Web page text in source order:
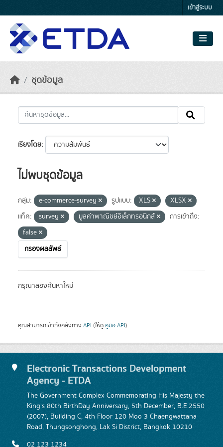
เข้าสู่ระบบ
ชุดข้อมูล
เรียงโดย
ไม่พบชุดข้อมูล
กลุ่ม: e-commerce-survey รูปแบบ: XLS
XLSX
แท็ค:
survey มูลค่าพาณิชย์อิเล็กทรอนิกส์
การเข้าถึง:
false
กรองผลลัพธ์
กรุณาลองค้นหาใหม่
คุณสามารถเข้าถึงคลังทาง API (ให้ดู คู่มือ API).
Electronic Transactions Development
Agency - ETDA
The Government Complex Commemorating His Majesty the
King's 80th BirthDay Anniversary, 5th December, B.E.2550
(2007), Building C, 4th Floor 120 Moo 3 Chaengwattana
Road, Thungsonghong, Lak Si District, Bangkok 10210
02 123 1234